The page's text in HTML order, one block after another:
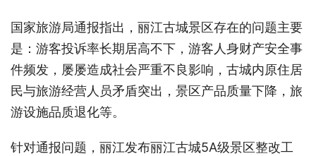
国家旅游局通报指出，丽江古城景区存在的问题主要
是：游客投诉率长期居高不下，游客人身财产安全事
件频发，屡屡造成社会严重不良影响，古城内原住居
民与旅游经营人员矛盾突出，景区产品质量下降，旅
游设施品质退化等。
针对通报问题，丽江发布丽江古城5A级景区整改工